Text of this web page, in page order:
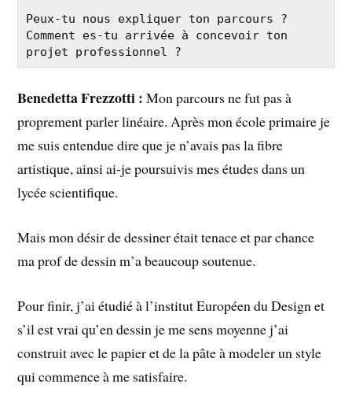
Peux-tu nous expliquer ton parcours ?
Comment es-tu arrivée à concevoir ton
projet professionnel ?
Benedetta Frezzotti : Mon parcours ne fut pas à
proprement parler linéaire. Après mon école primaire je
me suis entendue dire que je n’avais pas la fibre
artistique, ainsi ai-je poursuivis mes études dans un
lycée scientifique.
Mais mon désir de dessiner était tenace et par chance
ma prof de dessin m’a beaucoup soutenue.
Pour finir, j’ai étudié à l’institut Européen du Design et
s’il est vrai qu’en dessin je me sens moyenne j’ai
construit avec le papier et de la pâte à modeler un style
qui commence à me satisfaire.